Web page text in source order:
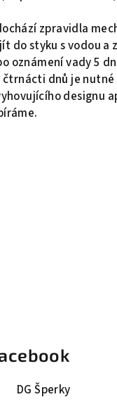
zpravidla
do styku s vodou a
oznámení vady 5
dnů je
designu
DG Šperky